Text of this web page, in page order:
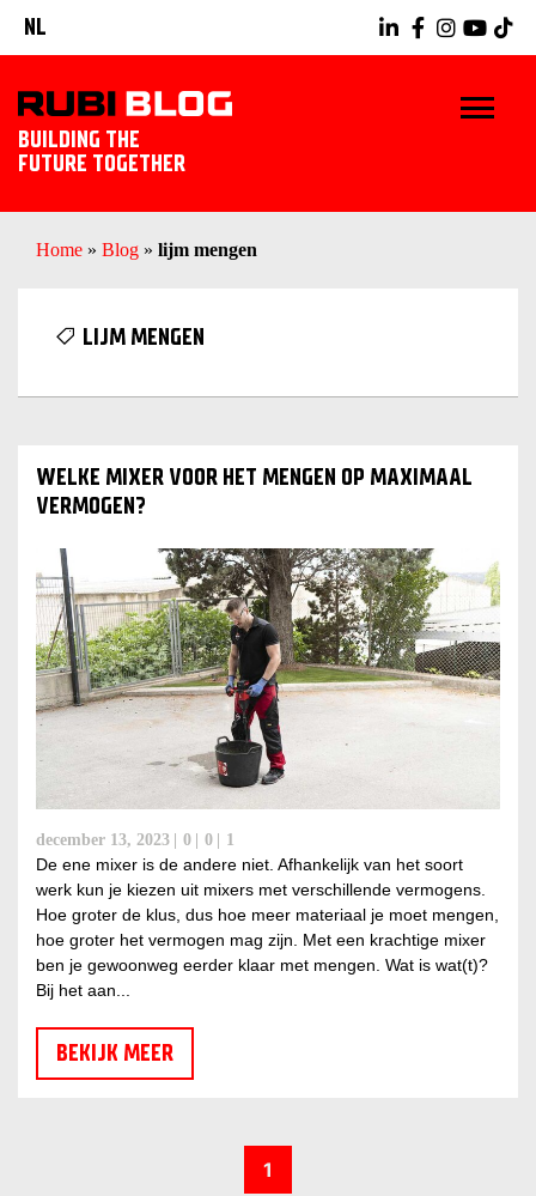
NL
BUILDING THE
FUTURE TOGETHER
HOME
ONTDEK RUBI
Home » Blog » lijm mengen
LIJM MENGEN
WELKE MIXER VOOR HET MENGEN OP MAXIMAAL
VERMOGEN?
december 13, 2023 0 0 1
De ene mixer is de andere niet. Afhankelijk van het soort
werk kun je kiezen uit mixers met verschillende vermogens.
Hoe groter de klus, dus hoe meer materiaal je moet mengen,
hoe groter het vermogen mag zijn. Met een krachtige mixer
ben je gewoonweg eerder klaar met mengen. Wat is wat(t)?
Bij het aan...
BEKIJK MEER
1